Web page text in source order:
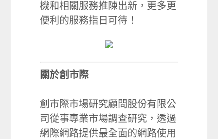
機和相關服務推陳出新，更多更
便利的服務指日可待！
關於創市際
創市際市場研究顧問股份有限公
司從事專業市場調查研究，透過
網際網路提供最全面的網路使用